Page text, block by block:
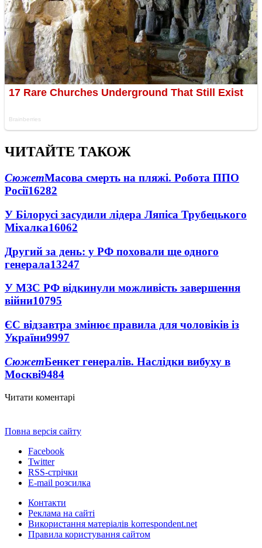
ЧИТАЙТЕ ТАКОЖ
СюжетМасова смерть на пляжі. Робота ППО
Росії16282
У Білорусі засудили лідера Ляпіса Трубецького
Міхалка16062
Другий за день: у РФ поховали ще одного
генерала13247
У МЗС РФ відкинули можливість завершення
війни10795
ЄС відзавтра змінює правила для чоловіків із
України9997
СюжетБенкет генералів. Наслідки вибуху в
Москві9484
Читати коментарі
Повна версія сайту
Facebook
Twitter
RSS-стрічки
E-mail розсилка
Контакти
Реклама на сайті
Використання матеріалів korrespondent.net
Правила користування сайтом